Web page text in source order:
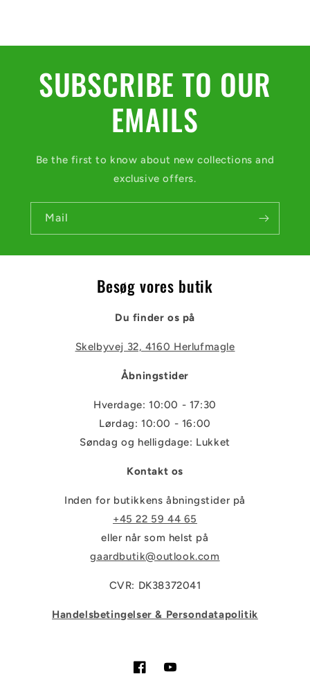
n
SUBSCRIBE TO OUR
EMAILS
Be the first to know about new collections and
exclusive offers.
Mail
Besøg vores butik
Du finder os på
Skelbyvej 32, 4160 Herlufmagle
Åbningstider
Hverdage: 10:00 - 17:30
Lørdag: 10:00 - 16:00
Søndag og helligdage: Lukket
Kontakt os
Inden for butikkens åbningstider på
+45 22 59 44 65
eller når som helst på
gaardbutik@outlook.com
CVR: DK38372041
Handelsbetingelser & Persondatapolitik
FacebookYouTube